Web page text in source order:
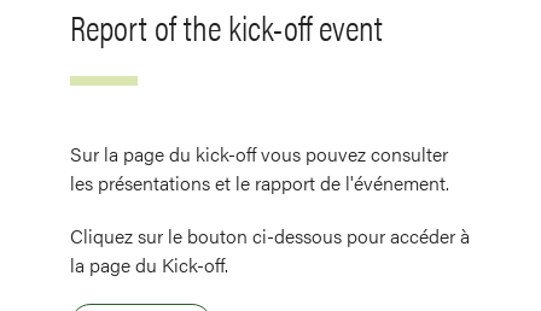
Report of the kick-off event
Sur la page du kick-off vous pouvez consulter
les présentations et le rapport de l'événement.
Cliquez sur le bouton ci-dessous pour accéder à
la page du Kick-off.